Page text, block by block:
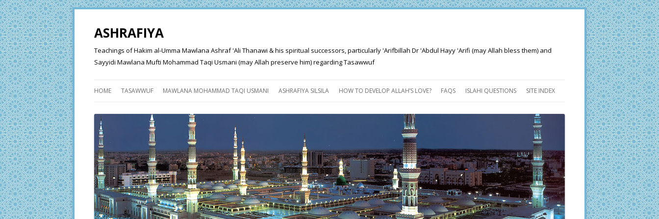
ASHRAFIYA
Teachings of Hakim al-Umma Mawlana Ashraf 'Ali Thanawi & his spiritual successors, particularly 'Arifbillah Dr 'Abdul Hayy 'Arifi (may Allah bless them) and
Sayyidi Mawlana Mufti Mohammad Taqi Usmani (may Allah preserve him) regarding Tasawwuf
HOME TASAWWUF MAWLANA MOHAMMAD TAQI USMANI ASHRAFIYA SILSILA
FOR THE SEEKER
PROGRESS EXPLAINED
HOW TO DEVELOP ALLAH’S LOVE? FAQS ISLAHI QUESTIONS SITE INDEX